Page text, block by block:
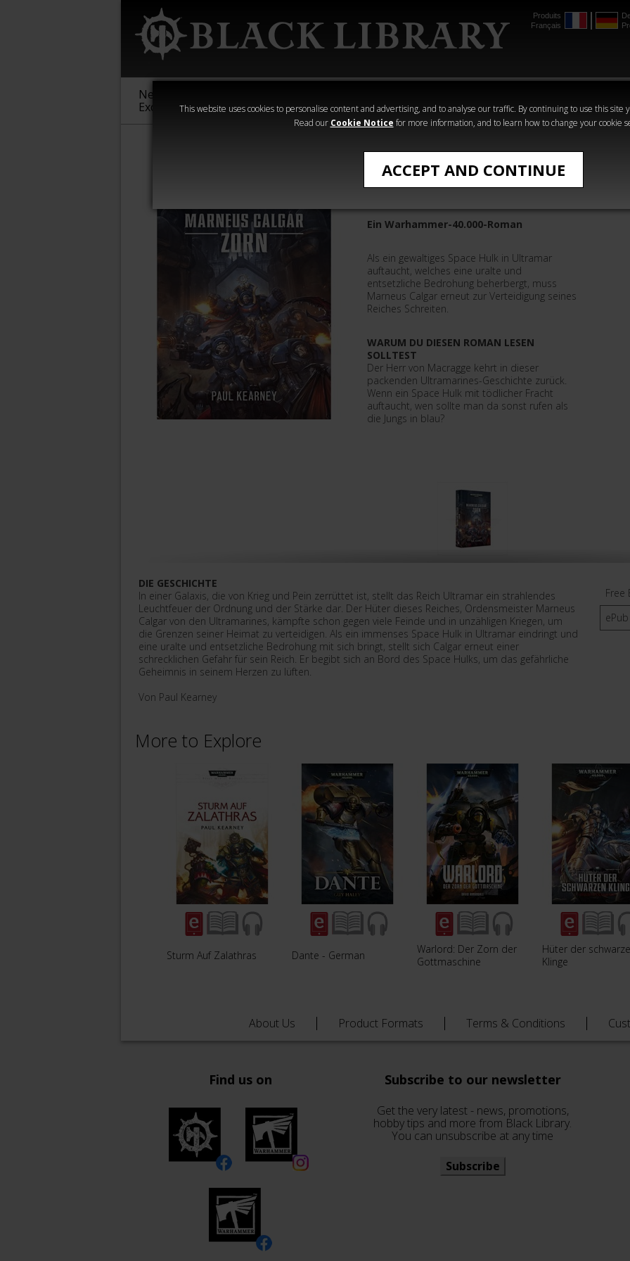
This website uses cookies to personalise content and advertising, and to analyse our traffic. By continuing to use this site
Read our Cookie Notice for more information, and to learn how to change your cookie
ACCEPT AND CONTINUE
Produits
Français
New &
Exclusive
Sigmar
40,000
Heresy
Crime
Horror
Marneus Calgar: Zorn
Ein Warhammer-40.000-Roman
Als ein gewaltiges Space Hulk in Ultramar
auftaucht, welches eine uralte und
entsetzliche Bedrohung beherbergt, muss
Marneus Calgar erneut zur Verteidigung seines
Reiches Schreiten.
WARUM DU DIESEN ROMAN LESEN
SOLLTEST
Der Herr von Macragge kehrt in dieser
packenden Ultramarines-Geschichte zurück.
Wenn ein Space Hulk mit tödlicher Fracht
auftaucht, wen sollte man da sonst rufen als
die Jungs in blau?
DIE GESCHICHTE
In einer Galaxis, die von Krieg und Pein zerrüttet ist, stellt das Reich Ultramar ein strahlendes
Leuchtfeuer der Ordnung und der Stärke dar. Der Hüter dieses Reiches, Ordensmeister Marneus
Calgar von den Ultramarines, kämpfte schon gegen viele Feinde und in unzähligen Kriegen, um
die Grenzen seiner Heimat zu verteidigen. Als ein immenses Space Hulk in Ultramar eindringt und
eine uralte und entsetzliche Bedrohung mit sich bringt, stellt sich Calgar erneut einer
schrecklichen Gefahr für sein Reich. Er begibt sich an Bord des Space Hulks, um das gefährliche
Geheimnis in seinem Herzen zu lüften.
Von Paul Kearney
Free
ePub
More to Explore
Sturm Auf Zalathras Dante - German
Warlord: Der Zorn der
Gottmaschine
Hüter der
Klinge
About Us Product Formats Terms & Conditions
Find us on Subscribe to our newsletter
Get the very latest - news, promotions,
hobby tips and more from Black Library.
You can unsubscribe at any time
Subscribe